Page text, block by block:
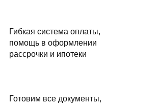
Гибкая система оплаты,
помощь в оформлении
рассрочки и ипотеки
Готовим все документы,